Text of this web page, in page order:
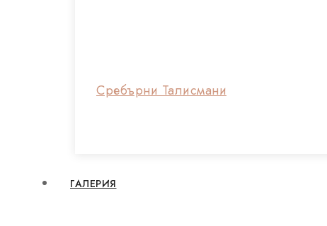
Сребърни Талисмани
ГАЛЕРИЯ